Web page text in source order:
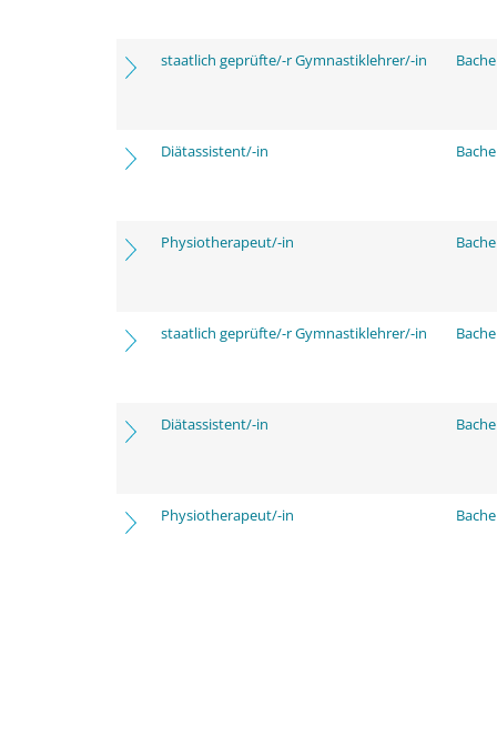
staatlich geprüfte/-r Gymnastiklehrer/-in
Diätassistent/-in
Physiotherapeut/-in
staatlich geprüfte/-r Gymnastiklehrer/-in
Diätassistent/-in
Physiotherapeut/-in